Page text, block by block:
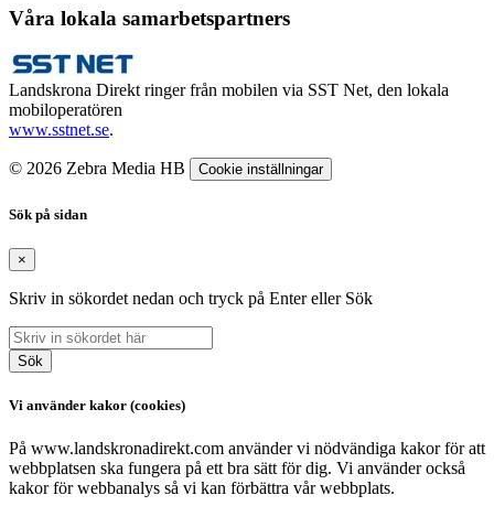
Våra lokala samarbetspartners
Landskrona Direkt ringer från mobilen via SST Net, den lokala
mobiloperatören
www.sstnet.se.
© 2026 Zebra Media HB Cookie inställningar
Sök på sidan
×
Skriv in sökordet nedan och tryck på Enter eller Sök
Sök
Vi använder kakor (cookies)
På www.landskronadirekt.com använder vi nödvändiga kakor för att
webbplatsen ska fungera på ett bra sätt för dig. Vi använder också
kakor för webbanalys så vi kan förbättra vår webbplats.